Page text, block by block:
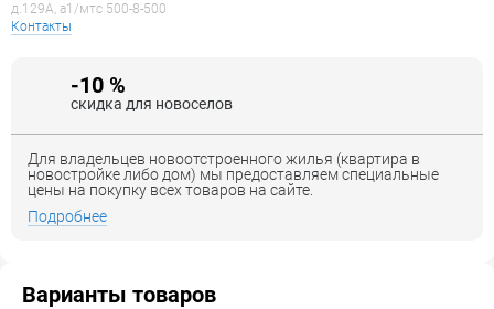
д.129А, a1/мтс 500-8-500
Контакты
-10 %
скидка для новоселов
Для владельцев новоотстроенного жилья (квартира в
новостройке либо дом) мы предоставляем специальные
цены на покупку всех товаров на сайте.
Подробнее
Варианты товаров